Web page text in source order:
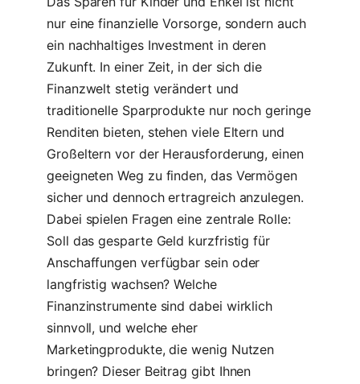
nur eine finanzielle Vorsorge, sondern auch
ein nachhaltiges Investment in deren
Zukunft. In einer Zeit, in der sich die
Finanzwelt stetig verändert und
traditionelle Sparprodukte nur noch geringe
Renditen bieten, stehen viele Eltern und
Großeltern vor der Herausforderung, einen
geeigneten Weg zu finden, das Vermögen
sicher und dennoch ertragreich anzulegen.
Dabei spielen Fragen eine zentrale Rolle:
Soll das gesparte Geld kurzfristig für
Anschaffungen verfügbar sein oder
langfristig wachsen? Welche
Finanzinstrumente sind dabei wirklich
sinnvoll, und welche eher
Marketingprodukte, die wenig Nutzen
bringen? Dieser Beitrag gibt Ihnen